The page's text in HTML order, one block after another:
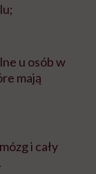
u osób w
mają
i cały